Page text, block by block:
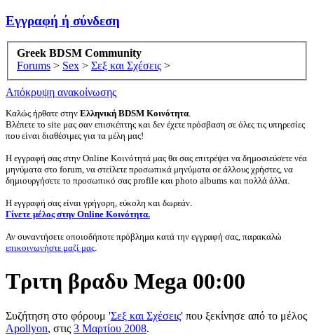
Εγγραφή ή σύνδεση
Greek BDSM Community
Forums > Sex > Σεξ και Σχέσεις >
Απόκρυψη ανακοίνωσης
Καλώς ήρθατε στην Ελληνική BDSM Κοινότητα.
Βλέπετε το site μας σαν επισκέπτης και δεν έχετε πρόσβαση σε όλες τις υπηρεσίες
που είναι διαθέσιμες για τα μέλη μας!
Η εγγραφή σας στην Online Κοινότητά μας θα σας επιτρέψει να δημοσιεύσετε νέα
μηνύματα στο forum, να στείλετε προσωπικά μηνύματα σε άλλους χρήστες, να
δημιουργήσετε το προσωπικό σας profile και photo albums και πολλά άλλα.
Η εγγραφή σας είναι γρήγορη, εύκολη και δωρεάν.
Γίνετε μέλος στην Online Κοινότητα.
Αν συναντήσετε οποιοδήποτε πρόβλημα κατά την εγγραφή σας, παρακαλώ
επικοινωνήστε μαζί μας.
Tριτη βραδυ Mega 00:00
Συζήτηση στο φόρουμ 'Σεξ και Σχέσεις' που ξεκίνησε από το μέλος
Apollyon, στις 3 Μαρτίου 2008.